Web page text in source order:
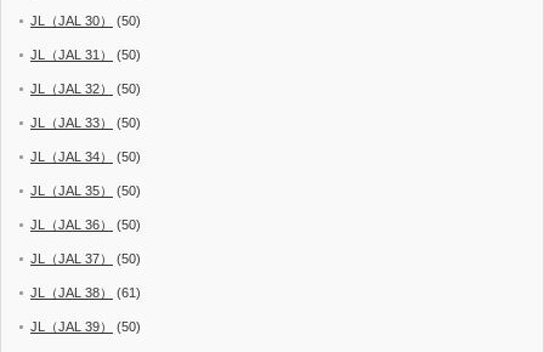
JL（JAL 30） (50)
JL（JAL 31） (50)
JL（JAL 32） (50)
JL（JAL 33） (50)
JL（JAL 34） (50)
JL（JAL 35） (50)
JL（JAL 36） (50)
JL（JAL 37） (50)
JL（JAL 38） (61)
JL（JAL 39） (50)